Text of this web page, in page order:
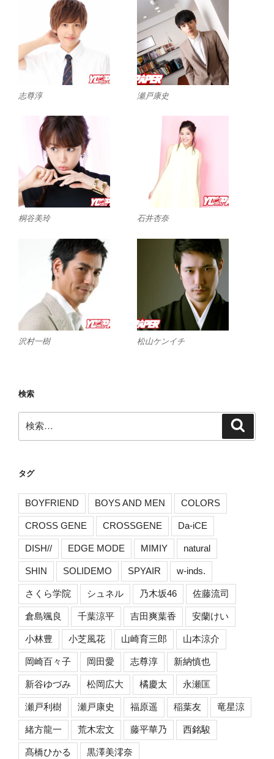
志尊淳 瀬戸康史
桐谷美玲 石井杏奈
沢村一樹 松山ケンイチ
検索
索:
タグ
BOYFRIEND BOYS AND MEN COLORS
CROSS GENE CROSSGENE Da-iCE
DISH// EDGE MODE MIMIY natural
SHIN SOLIDEMO SPYAIR w-inds.
さくら学院 シュネル 乃木坂46 佐藤流司
倉島颯良 千葉涼平 吉田爽葉香 安蘭けい
小林豊 小芝風花 山崎育三郎 山本涼介
岡崎百々子 岡田愛 志尊淳 新納慎也
新谷ゆづみ 松岡広大 橘慶太 永瀬匡
瀬戸利樹 瀬戸康史 福原遥 稲葉友 竜星涼
緒方龍一 荒木宏文 藤平華乃 西銘駿
髙橋ひかる 黒澤美澪奈